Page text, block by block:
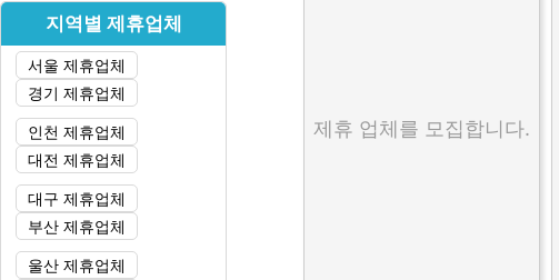
제휴 업체를 모집합니다.
지역별 제휴업체
서울 제휴업체
경기 제휴업체
인천 제휴업체
대전 제휴업체
대구 제휴업체
부산 제휴업체
울산 제휴업체